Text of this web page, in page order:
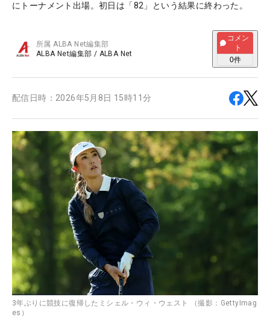
にトーナメント出場。初日は「82」という結果に終わった。
所属ALBA Net編集部
ALBA Net編集部 / ALBA Net
コメン
ト
0件
配信日時： 2026年5月8日 15時11分
3年ぶりに競技に復帰したミシェル・ウィ・ウェスト （撮影：GettyImag
es）